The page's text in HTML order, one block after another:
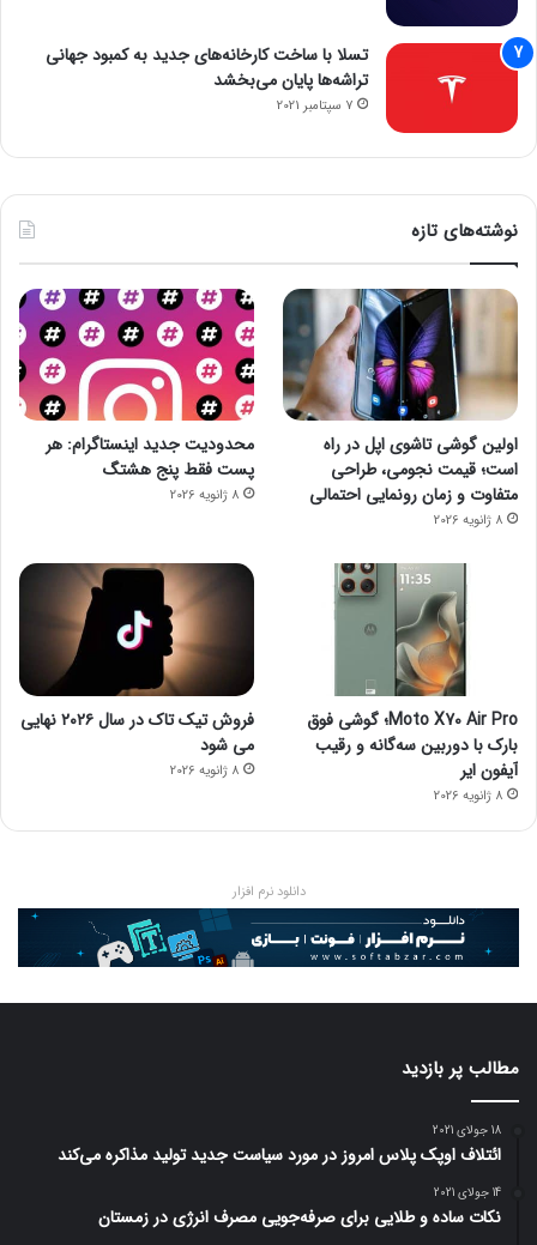
تسلا با ساخت کارخانه‌های جدید به کمبود جهانی
تراشه‌ها پایان می‌بخشد
7 سپتامبر 2021
نوشته‌های تازه
اولین گوشی تاشوی اپل در راه
است؛ قیمت نجومی، طراحی
متفاوت و زمان رونمایی احتمالی
8 ژانویه 2026
محدودیت جدید اینستاگرام: هر
پست فقط پنج هشتگ
8 ژانویه 2026
Moto X70 Air Pro؛ گوشی فوق
بارک با دوربین سه‌گانه و رقیب
آیفون ایر
8 ژانویه 2026
فروش تیک تاک در سال ۲۰۲۶ نهایی
می شود
8 ژانویه 2026
دانلود نرم افزار
مطالب پر بازدید
18 جولای 2021
ائتلاف اوپک پلاس امروز در مورد سیاست جدید تولید مذاکره می‌کند
14 جولای 2021
نکات ساده و طلایی برای صرفه‌جویی مصرف انرژی در زمستان